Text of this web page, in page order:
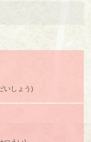
いしょう)